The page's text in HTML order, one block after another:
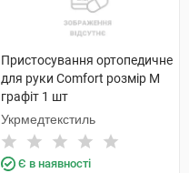
Пристосування ортопедичне
для руки Comfort розмір M
графіт 1 шт
Укрмедтекстиль
Є в наявності